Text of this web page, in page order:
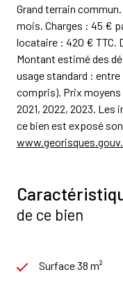
Grand terrain
mois. Charges : 45 €
locataire : 420 € TTC.
Montant estimé des
usage standard :
compris). Prix moyens
2021, 2022, 2023. Les
ce bien est exposé
de ce bien
Surface 38 m²